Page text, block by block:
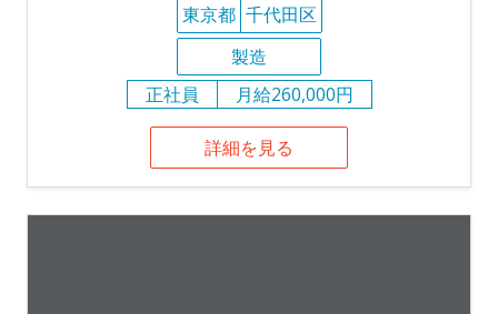
東京都 千代田区
製造
正社員
月給260,000円
詳細を見る